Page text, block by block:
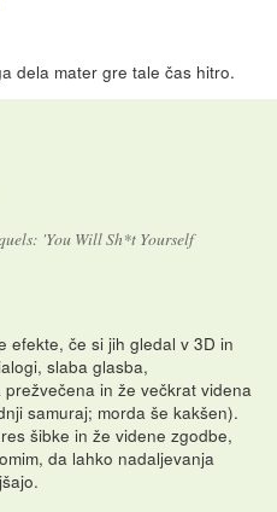
dela mater gre tale čas hitro.
'You Will Sh*t Yourself
efekte, če si jih gledal v 3D in
slaba glasba,
in že večkrat videna
samuraj; morda še kakšen).
šibke in že videne zgodbe,
da lahko nadaljevanja